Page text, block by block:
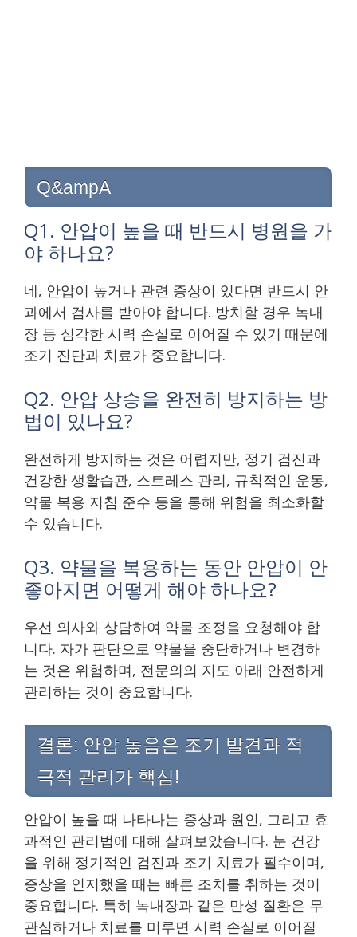
Q&ampA
Q1. 안압이 높을 때 반드시 병원을 가
야 하나요?
네, 안압이 높거나 관련 증상이 있다면 반드시 안
과에서 검사를 받아야 합니다. 방치할 경우 녹내
장 등 심각한 시력 손실로 이어질 수 있기 때문에
조기 진단과 치료가 중요합니다.
Q2. 안압 상승을 완전히 방지하는 방
법이 있나요?
완전하게 방지하는 것은 어렵지만, 정기 검진과
건강한 생활습관, 스트레스 관리, 규칙적인 운동,
약물 복용 지침 준수 등을 통해 위험을 최소화할
수 있습니다.
Q3. 약물을 복용하는 동안 안압이 안
좋아지면 어떻게 해야 하나요?
우선 의사와 상담하여 약물 조정을 요청해야 합
니다. 자가 판단으로 약물을 중단하거나 변경하
는 것은 위험하며, 전문의의 지도 아래 안전하게
관리하는 것이 중요합니다.
결론: 안압 높음은 조기 발견과 적
극적 관리가 핵심!
안압이 높을 때 나타나는 증상과 원인, 그리고 효
과적인 관리법에 대해 살펴보았습니다. 눈 건강
을 위해 정기적인 검진과 조기 치료가 필수이며,
증상을 인지했을 때는 빠른 조치를 취하는 것이
중요합니다. 특히 녹내장과 같은 만성 질환은 무
관심하거나 치료를 미루면 시력 손실로 이어질